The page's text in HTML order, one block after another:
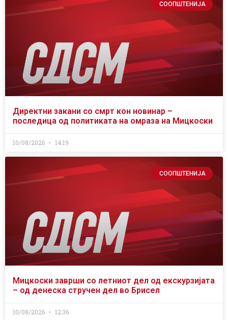
СООПШТЕНИЈА
Директни закани со смрт кон новинар –
последица од политиката на омраза на Мицкоски
10/08/2026 14:19
СООПШТЕНИЈА
Мицкоски заврши со летниот дел од екскурзијата
– од денеска стручен дел во Брисел
10/08/2026 12:36